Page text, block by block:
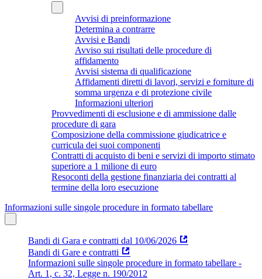
Avvisi di preinformazione
Determina a contrarre
Avvisi e Bandi
Avviso sui risultati delle procedure di
affidamento
Avvisi sistema di qualificazione
Affidamenti diretti di lavori, servizi e forniture di
somma urgenza e di protezione civile
Informazioni ulteriori
Provvedimenti di esclusione e di ammissione dalle
procedure di gara
Composizione della commissione giudicatrice e
curricula dei suoi componenti
Contratti di acquisto di beni e servizi di importo stimato
superiore a 1 milione di euro
Resoconti della gestione finanziaria dei contratti al
termine della loro esecuzione
Informazioni sulle singole procedure in formato tabellare
Bandi di Gara e contratti dal 10/06/2026
Bandi di Gare e contratti
Informazioni sulle singole procedure in formato tabellare -
Art. 1, c. 32, Legge n. 190/2012